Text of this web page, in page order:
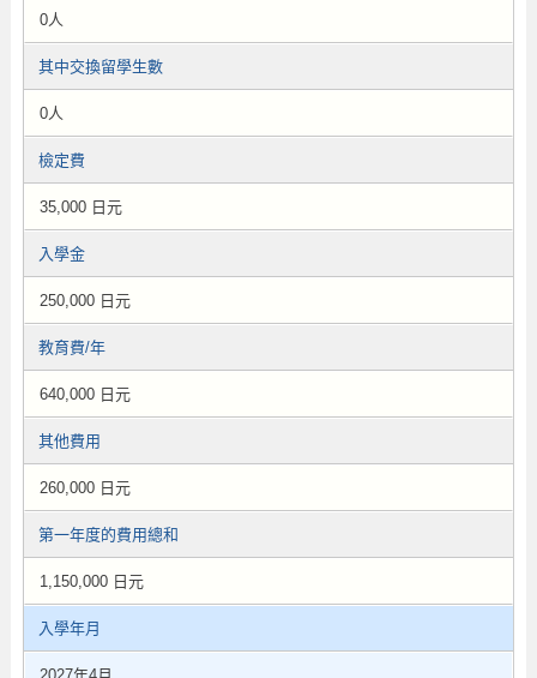
0人
其中交換留學生數
0人
檢定費
35,000 日元
入學金
250,000 日元
教育費/年
640,000 日元
其他費用
260,000 日元
第一年度的費用總和
1,150,000 日元
入學年月